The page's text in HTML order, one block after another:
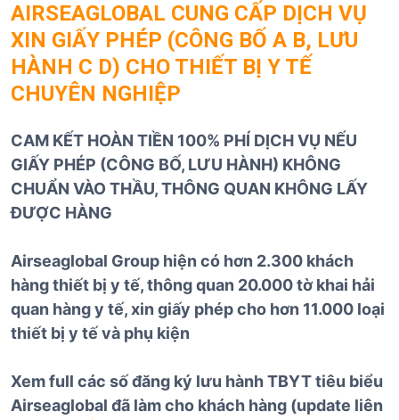
AIRSEAGLOBAL CUNG CẤP DỊCH VỤ
XIN GIẤY PHÉP (CÔNG BỐ A B, LƯU
HÀNH C D) CHO THIẾT BỊ Y TẾ
CHUYÊN NGHIỆP
CAM KẾT HOÀN TIỀN 100% PHÍ DỊCH VỤ NẾU
GIẤY PHÉP (CÔNG BỐ, LƯU HÀNH) KHÔNG
CHUẨN VÀO THẦU, THÔNG QUAN KHÔNG LẤY
ĐƯỢC HÀNG
Airseaglobal Group hiện có hơn 2.300 khách
hàng thiết bị y tế, thông quan 20.000 tờ khai hải
quan hàng y tế, xin giấy phép cho hơn 11.000 loại
thiết bị y tế và phụ kiện
Xem full các số đăng ký lưu hành TBYT tiêu biểu
Airseaglobal đã làm cho khách hàng (update liên